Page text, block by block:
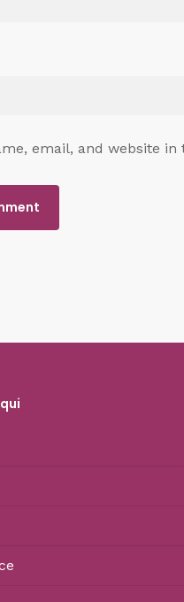
email, and website